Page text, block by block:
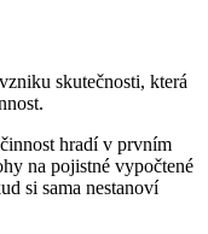
skutečnosti, která
hradí v prvním
na pojistné vypočtené
si sama nestanoví